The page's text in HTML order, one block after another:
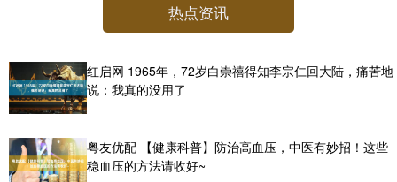
热点资讯
红启网 1965年，72岁白崇禧得知李宗仁回大陆，痛苦地
说：我真的没用了
粤友优配 【健康科普】防治高血压，中医有妙招！这些
稳血压的方法请收好~